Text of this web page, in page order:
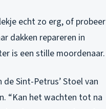
echt zo erg, of probeer
dakken repareren in
is een stille moordenaar.
Sint-Petrus’ Stoel van
“Kan het wachten tot na